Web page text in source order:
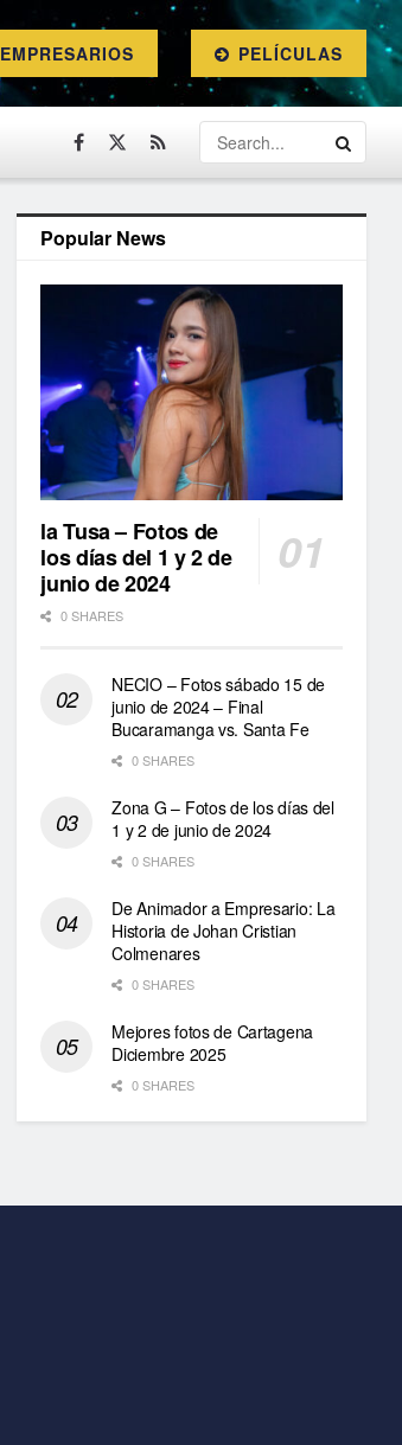
EMPRESARIOS PELÍCULAS
Popular News
la Tusa – Fotos de
los días del 1 y 2 de
junio de 2024
0 SHARES
NECIO – Fotos sábado 15 de
junio de 2024 – Final
Bucaramanga vs. Santa Fe
0 SHARES
Zona G – Fotos de los días del
1 y 2 de junio de 2024
0 SHARES
De Animador a Empresario: La
Historia de Johan Cristian
Colmenares
0 SHARES
Mejores fotos de Cartagena
Diciembre 2025
0 SHARES